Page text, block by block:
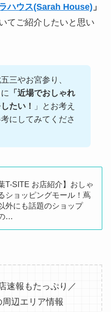
ハウス(Sarah House) 」
てご紹介したいと思い
三やお宮参り、
「近場でおしゃれ
たい！
」とお考え
にしてみてくださ
T-SITE お店紹介】おしゃ
ショッピングモール！蔦
外にも話題のショップ
…
速報もたっぷり／
辺エリア情報